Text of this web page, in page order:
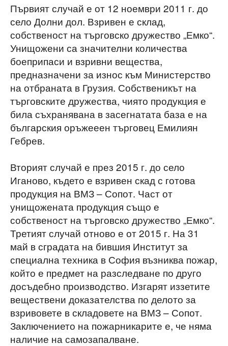
Първият случай е от 12 ноември 2011 г. до
село Долни дол. Взривен е склад,
собственост на търговско дружество „Емко“.
Унищожени са значителни количества
боеприпаси и взривни вещества,
предназначени за износ към Министерство
на отбраната в Грузия. Собственикът на
търговските дружества, чиято продукция е
била съхранявана в засегнатата база е на
българския оръжееен търговец Емилиян
Гебрев.
Вторият случай е през 2015 г. до село
Иганово, където е взривен скад с готова
продукция на ВМЗ – Сопот. Част от
унищожената продукция също е
собственост на търговско дружество „Емко“.
Третият случай отново е от 2015 г. На 31
май в сградата на бившия Институт за
специална техника в София възниква пожар,
който е предмет на разследване по друго
досъдебно производство. Изгарят иззетите
веществени доказателства по делото за
взривовете в складовете на ВМЗ – Сопот.
Заключението на пожарникарите е, че няма
наличие на самозапалване.